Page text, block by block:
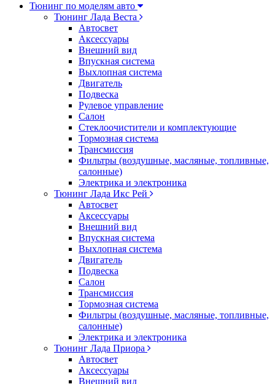
Тюнинг по моделям авто
Тюнинг Лада Веста
Автосвет
Аксессуары
Внешний вид
Впускная система
Выхлопная система
Двигатель
Подвеска
Рулевое управление
Салон
Стеклоочистители и комплектующие
Тормозная система
Трансмиссия
Фильтры (воздушные, масляные, топливные,
салонные)
Электрика и электроника
Тюнинг Лада Икс Рей
Автосвет
Аксессуары
Внешний вид
Впускная система
Выхлопная система
Двигатель
Подвеска
Салон
Трансмиссия
Тормозная система
Фильтры (воздушные, масляные, топливные,
салонные)
Электрика и электроника
Тюнинг Лада Приора
Автосвет
Аксессуары
Внешний вид